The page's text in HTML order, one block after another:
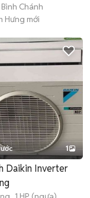
Chánh
Hưng mới
1
Daikin Inverter